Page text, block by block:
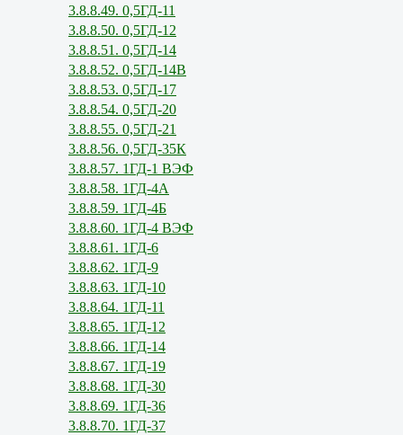
3.8.8.49. 0,5ГД-11
3.8.8.50. 0,5ГД-12
3.8.8.51. 0,5ГД-14
3.8.8.52. 0,5ГД-14В
3.8.8.53. 0,5ГД-17
3.8.8.54. 0,5ГД-20
3.8.8.55. 0,5ГД-21
3.8.8.56. 0,5ГД-35К
3.8.8.57. 1ГД-1 ВЭФ
3.8.8.58. 1ГД-4А
3.8.8.59. 1ГД-4Б
3.8.8.60. 1ГД-4 ВЭФ
3.8.8.61. 1ГД-6
3.8.8.62. 1ГД-9
3.8.8.63. 1ГД-10
3.8.8.64. 1ГД-11
3.8.8.65. 1ГД-12
3.8.8.66. 1ГД-14
3.8.8.67. 1ГД-19
3.8.8.68. 1ГД-30
3.8.8.69. 1ГД-36
3.8.8.70. 1ГД-37